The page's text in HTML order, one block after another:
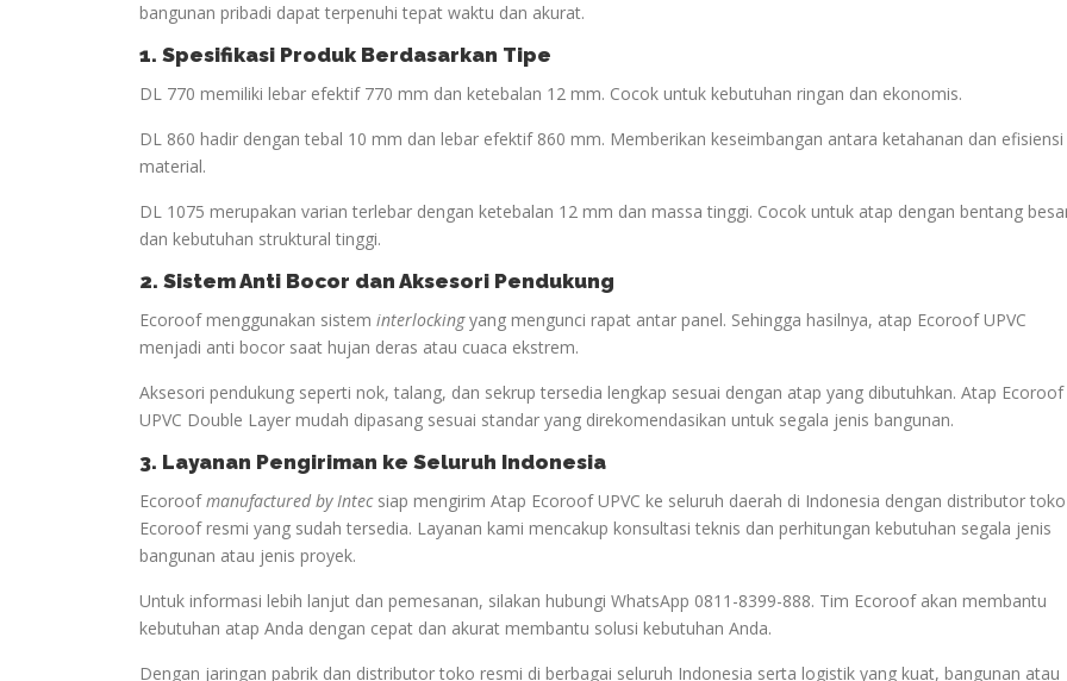
bangunan pribadi dapat terpenuhi tepat waktu dan akurat.
1. Spesifikasi Produk Berdasarkan Tipe
DL 770 memiliki lebar efektif 770 mm dan ketebalan 12 mm. Cocok untuk kebutuhan ringan dan ekonomis.
DL 860 hadir dengan tebal 10 mm dan lebar efektif 860 mm. Memberikan keseimbangan antara ketahanan dan efisiensi
material.
DL 1075 merupakan varian terlebar dengan ketebalan 12 mm dan massa tinggi. Cocok untuk atap dengan bentang
dan kebutuhan struktural tinggi.
2. Sistem Anti Bocor dan Aksesori Pendukung
Ecoroof menggunakan sistem interlockingyang mengunci rapat antar panel. Sehingga hasilnya, atap Ecoroof UPVC
menjadi anti bocor saat hujan deras atau cuaca ekstrem.
Aksesori pendukung seperti nok, talang, dan sekrup tersedia lengkap sesuai dengan atap yang dibutuhkan. Atap Ecoroof
UPVC Double Layer mudah dipasang sesuai standar yang direkomendasikan untuk segala jenis bangunan.
3. Layanan Pengiriman ke Seluruh Indonesia
Ecoroofmanufactured by Intecsiap mengirim Atap Ecoroof UPVC ke seluruh daerah di Indonesia dengan distributor toko
Ecoroof resmi yang sudah tersedia. Layanan kami mencakup konsultasi teknis dan perhitungan kebutuhan segala jenis
bangunan atau jenis proyek.
Untuk informasi lebih lanjut dan pemesanan, silakan hubungi WhatsApp 0811-8399-888. Tim Ecoroof akan membantu
kebutuhan atap Anda dengan cepat dan akurat membantu solusi kebutuhan Anda.
Dengan jaringan pabrik dan distributor toko resmi di berbagai seluruh Indonesia serta logistik yang kuat, bangunan atau